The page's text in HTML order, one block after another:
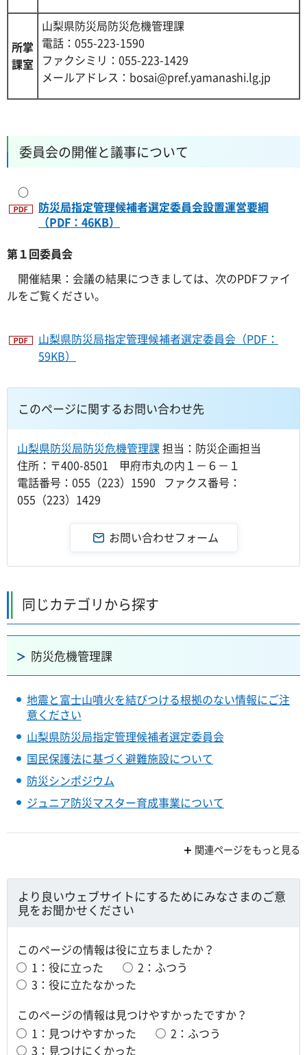
所掌
課室
山梨県防災局防災危機管理課
電話：055-223-1590
ファクシミリ：055-223-1429
メールアドレス：bosai@pref.yamanashi.lg.jp
委員会の開催と議事について
○
防災局指定管理候補者選定委員会設置運営要綱
（PDF：46KB）
第１回委員会
開催結果：会議の結果につきましては、次のPDFファイ
ルをご覧ください。
山梨県防災局指定管理候補者選定委員会（PDF：
59KB）
このページに関するお問い合わせ先
山梨県防災局防災危機管理課 担当：防災企画担当
住所：〒400-8501 甲府市丸の内１－６－１
電話番号：055（223）1590 ファクス番号：
055（223）1429
同じカテゴリから探す
防災危機管理課
地震と富士山噴火を結びつける根拠のない情報にご注
意ください
山梨県防災局指定管理候補者選定委員会
国民保護法に基づく避難施設について
防災シンポジウム
ジュニア防災マスター育成事業について
関連ページをもっと見る
より良いウェブサイトにするためにみなさまのご意
見をお聞かせください
このページの情報は役に立ちましたか？
1：役に立った
2：ふつう
3：役に立たなかった
このページの情報は見つけやすかったですか？
1：見つけやすかった
2：ふつう
3：見つけにくかった